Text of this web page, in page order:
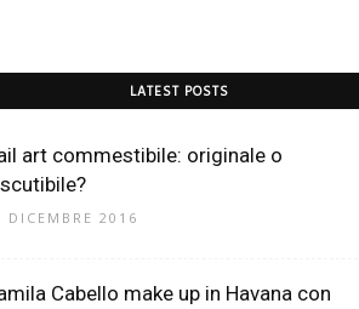
LATEST POSTS
art commestibile: originale o
DICEMBRE 2016
Cabello make up in Havana con